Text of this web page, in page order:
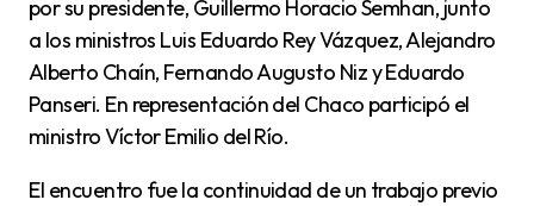
por su presidente, Guillermo Horacio Semhan, junto
a los ministros Luis Eduardo Rey Vázquez, Alejandro
Alberto Chaín, Fernando Augusto Niz y Eduardo
Panseri. En representación del Chaco participó el
ministro Víctor Emilio del Río.
El encuentro fue la continuidad de un trabajo previo